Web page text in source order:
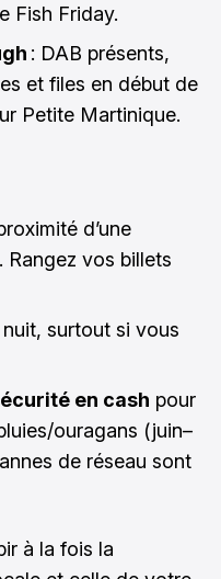
Fish Friday.
: DAB présents,
et files en début de
Petite Martinique.
d’une
Rangez vos billets
surtout si vous
en cash pour
ouragans (juin–
de réseau sont
à la fois la